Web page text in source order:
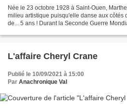
Née le 23 octobre 1928 à Saint-Ouen,
milieu artistique puisqu'elle danse aux côtés
de... 5 ans ! Durant la Seconde Guerre
L'affaire Cheryl Crane
Publié le 10/09/2021 à 15:00
Par Anachronique Val